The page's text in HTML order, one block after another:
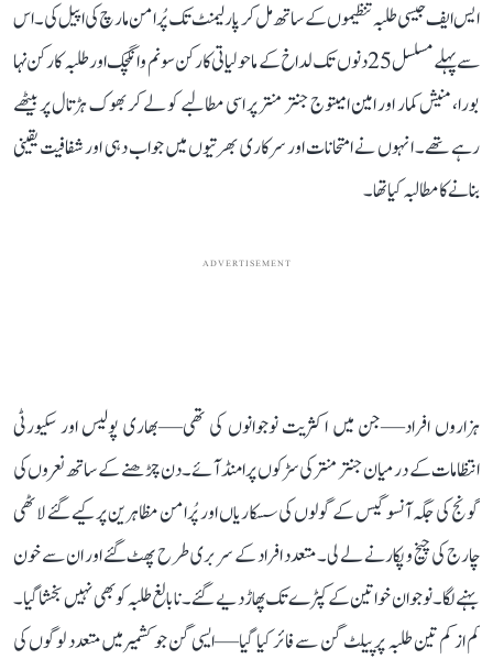
ایس ایف جیسی طلبہ تنظیموں کے ساتھ مل کر پارلیمنٹ تک پُرامن مارچ کی اپیل کی۔ اس
سے پہلے مسلسل 25 دنوں تک لداخ کے ماحولیاتی کارکن سونم وانگچک اور طلبہ کارکن نہا
بورا، منیش کمار اور امین امیتوج جنتر منتر پر اسی مطالبے کو لے کر بھوک ہڑتال پر بیٹھے
رہے تھے۔ انہوں نے امتحانات اور سرکاری بھرتیوں میں جواب دہی اور شفافیت یقینی
بنانے کا مطالبہ کیا تھا۔
ADVERTISEMENT
ہزاروں افراد—جن میں اکثریت نوجوانوں کی تھی—بھاری پولیس اور سکیورٹی
انتظامات کے درمیان جنتر منتر کی سڑکوں پر امنڈ آئے۔ دن چڑھنے کے ساتھ نعروں کی
گونج کی جگہ آنسو گیس کے گولوں کی سسکاریاں اور پُرامن مظاہرین پر کیے گئے لاٹھی
چارج کی چیخ و پکار نے لے لی۔ متعدد افراد کے سر بری طرح پھٹ گئے اور ان سے خون
بہنے لگا۔ نوجوان خواتین کے کپڑے تک پھاڑ دیے گئے۔ نابالغ طلبہ کو بھی نہیں بخشا گیا۔
کم از کم تین طلبہ پر پیلٹ گن سے فائر کیا گیا—ایسی گن جو کشمیر میں متعدد لوگوں کی